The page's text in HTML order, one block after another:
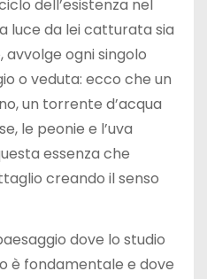
dell’esistenza nel
luce da lei catturata sia
avvolge ogni singolo
o veduta: ecco che un
un torrente d’acqua
le peonie e l’uva
essenza che
creando il senso
dove lo studio
è fondamentale e dove